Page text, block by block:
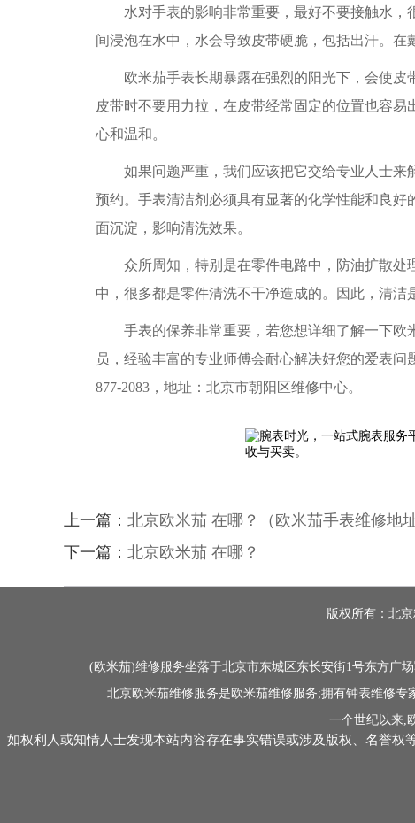
水对手表的影响非常重要，最好不要接触水，
间浸泡在水中，水会导致皮带硬脆，包括出汗。在
欧米茄手表长期暴露在强烈的阳光下，会使皮
皮带时不要用力拉，在皮带经常固定的位置也容
心和温和。
如果问题严重，我们应该把它交给专业人士来
预约。手表清洁剂必须具有显著的化学性能和良
面沉淀，影响清洗效果。
众所周知，特别是在零件电路中，防油扩散处
中，很多都是零件清洗不干净造成的。因此，清洁
手表的保养非常重要，若您想详细了解一下欧
员，经验丰富的专业师傅会耐心解决好您的爱表
877-2083，地址：北京市朝阳区维修中心。
上一篇： 北京欧米茄 在哪？（欧米茄手表维修地址
下一篇： 北京欧米茄 在哪？
版权所有：北
(欧米茄)维修服务坐落于北京市东城区东长安街1号东方广
北京欧米茄维修服务是欧米茄维修服务;拥有钟表维修专
一个世纪以来,
如权利人或知情人士发现本站内容存在事实错误或涉及版权、名誉权